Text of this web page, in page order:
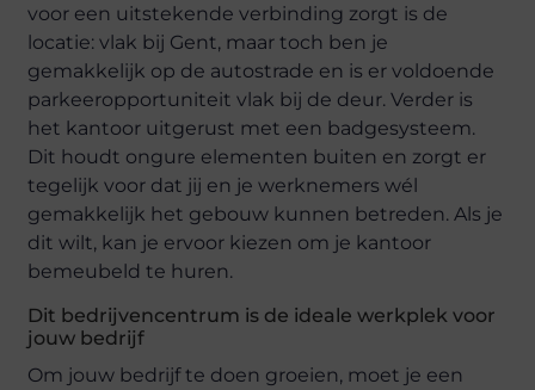
voor een uitstekende verbinding zorgt is de
locatie: vlak bij Gent, maar toch ben je
gemakkelijk op de autostrade en is er voldoende
parkeeropportuniteit vlak bij de deur. Verder is
het kantoor uitgerust met een badgesysteem.
Dit houdt ongure elementen buiten en zorgt er
tegelijk voor dat jij en je werknemers wél
gemakkelijk het gebouw kunnen betreden. Als je
dit wilt, kan je ervoor kiezen om je kantoor
bemeubeld te huren.
Dit bedrijvencentrum is de ideale werkplek voor
jouw bedrijf
Om jouw bedrijf te doen groeien, moet je een